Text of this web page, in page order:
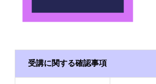
受講に関する確認事項